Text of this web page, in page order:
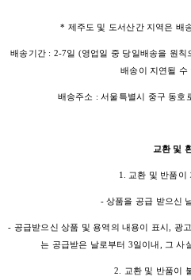
* 제주도 및 도서산간 지역은 배
배송기간 : 2-7일 (영업일 중 당일배송을 원
배송이 지연될 수
배송주소 : 서울특별시 중구 동호
교환 및
1. 교환 및 반품이
- 상품을 공급 받으신
- 공급받으신 상품 및 용역의 내용이 표시, 광
는 공급받은 날로부터 3일이내, 그 사
2. 교환 및 반품이